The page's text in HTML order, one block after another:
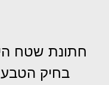
חתונת שטח
בחיק